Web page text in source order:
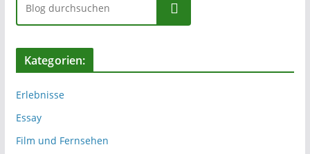
Suchen
Kategorien:
Erlebnisse
Essay
Film und Fernsehen